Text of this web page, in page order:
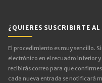
¿QUIERES SUSCRIBIRTE AL
El procedimiento es muy sencillo.
electrónico en el recuadro inferior
recibirás correo para que
cada nueva entrada se notificará